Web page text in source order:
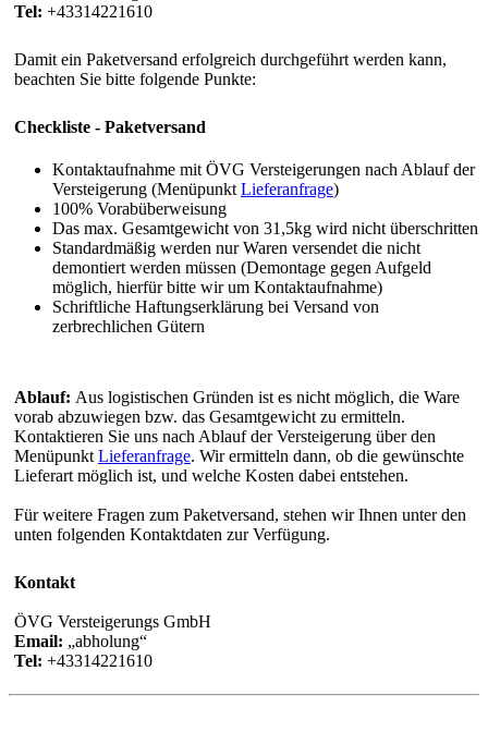
Tel: +43314221610
Damit ein Paketversand erfolgreich durchgeführt werden kann,
beachten Sie bitte folgende Punkte:
Checkliste - Paketversand
Kontaktaufnahme mit ÖVG Versteigerungen nach Ablauf der
Versteigerung (Menüpunkt Lieferanfrage)
100% Vorabüberweisung
Das max. Gesamtgewicht von 31,5kg wird nicht überschritten
Standardmäßig werden nur Waren versendet die nicht
demontiert werden müssen (Demontage gegen Aufgeld
möglich, hierfür bitte wir um Kontaktaufnahme)
Schriftliche Haftungserklärung bei Versand von
zerbrechlichen Gütern
Ablauf: Aus logistischen Gründen ist es nicht möglich, die Ware
vorab abzuwiegen bzw. das Gesamtgewicht zu ermitteln.
Kontaktieren Sie uns nach Ablauf der Versteigerung über den
Menüpunkt Lieferanfrage. Wir ermitteln dann, ob die gewünschte
Lieferart möglich ist, und welche Kosten dabei entstehen.
Für weitere Fragen zum Paketversand, stehen wir Ihnen unter den
unten folgenden Kontaktdaten zur Verfügung.
Kontakt
ÖVG Versteigerungs GmbH
Email:
abholung
Tel: +43314221610